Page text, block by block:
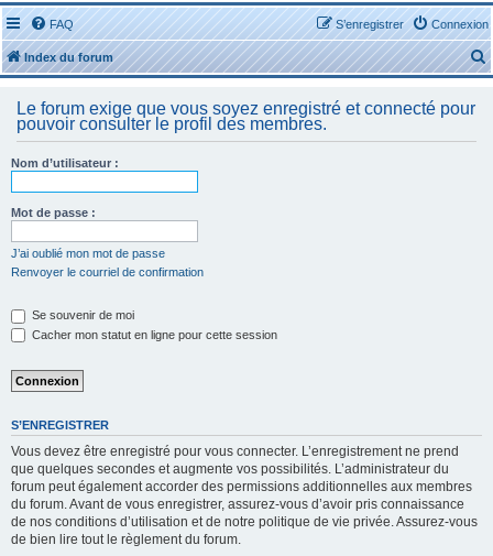
FAQ Connexion
S’enregistrer
Index du forum
e
Le forum exige que vous soyez enregistré et connecté pour
pouvoir consulter le profil des membres.
Nom d’utilisateur :
Mot de passe :
J’ai oublié mon mot de passe
Renvoyer le courriel de confirmation
Se souvenir de moi
Cacher mon statut en ligne pour cette session
S’ENREGISTRER
Vous devez être enregistré pour vous connecter. L’enregistrement ne prend
que quelques secondes et augmente vos possibilités. L’administrateur du
forum peut également accorder des permissions additionnelles aux membres
du forum. Avant de vous enregistrer, assurez-vous d’avoir pris connaissance
de nos conditions d’utilisation et de notre politique de vie privée. Assurez-vous
de bien lire tout le règlement du forum.